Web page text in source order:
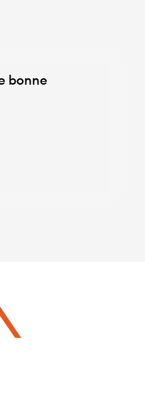
bonne